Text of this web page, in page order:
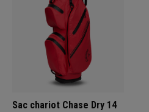
Sac chariot Chase Dry 14